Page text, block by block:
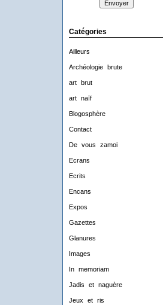
Catégories
Ailleurs
Archéologie brute
art brut
art naïf
Blogosphère
Contact
De vous zamoi
Ecrans
Ecrits
Encans
Expos
Gazettes
Glanures
Images
In memoriam
Jadis et naguère
Jeux et ris